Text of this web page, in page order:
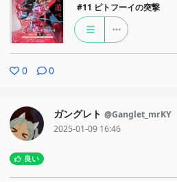
#11 ピトフーイの突撃
0 0
ガングレト @Ganglet_mrKY
2025-01-09 16:46
良い